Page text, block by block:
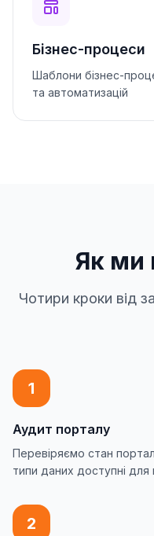
Бізнес-процеси
Шаблони бізнес-
та автоматизацій
Як ми
Чотири кроки від
1
Аудит порталу
Перевіряємо стан
типи даних доступні
2